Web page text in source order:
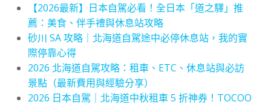
【2026最新】日本自駕必看！全日本「道之驛」推
薦：美食、伴手禮與休息站攻略
砂川 SA 攻略｜北海道自駕途中必停休息站，我的實
際停靠心得
2026 北海道自駕攻略：租車、ETC、休息站與必訪
景點（最新費用與經驗分享）
2026 日本自駕｜北海道中秋租車 5 折神券！TOCOO